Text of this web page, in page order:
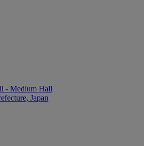
- Medium Hall
Japan